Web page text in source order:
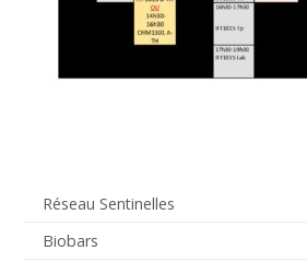
Réseau Sentinelles
Biobars